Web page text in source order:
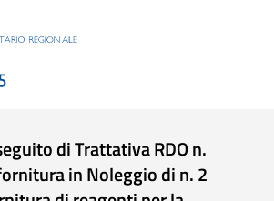
di Trattativa RDO n.
in Noleggio di n. 2